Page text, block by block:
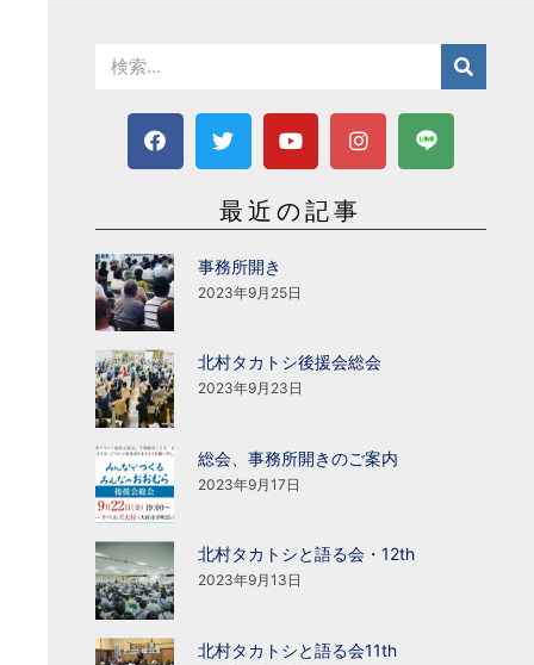
最近の記事
事務所開き
2023年9月25日
北村タカトシ後援会総会
2023年9月23日
総会、事務所開きのご案内
2023年9月17日
北村タカトシと語る会・12th
2023年9月13日
北村タカトシと語る会11th